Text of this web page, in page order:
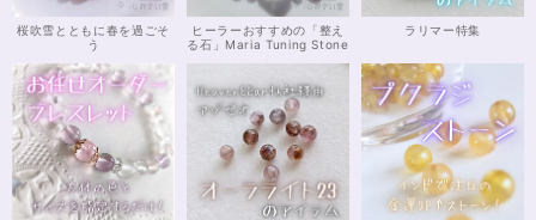
桜吹雪とともに春を過ごそ
う
ヒーラーおすすめの「整え
る石」Maria Tuning Stone
ラリマー特集